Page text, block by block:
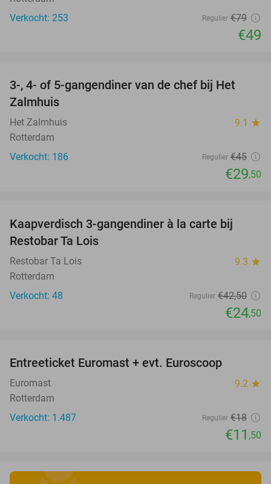
Verkocht: 253
Regulier €79
€49
34%
3-, 4- of 5-gangendiner van de chef bij Het
Zalmhuis
Het Zalmhuis 9.1 star
Rotterdam
Verkocht: 186
Regulier €45
€29,50
Kaapverdisch 3-gangendiner à la carte bij
Restobar Ta Lois
Restobar Ta Lois 9.3 star
Rotterdam
Verkocht: 48
Regulier €42,50
€24,50
Entreeticket Euromast + evt. Euroscoop
Euromast 9.2 star
Rotterdam
Verkocht: 1.487
Regulier €18
€11 ,50